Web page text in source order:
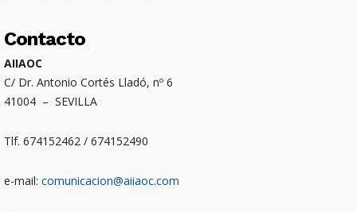
Contacto
AIIAOC
C/ Dr. Antonio Cortés Lladó, nº 6
41004 – SEVILLA
Tlf. 674152462 / 674152490
e-mail: comunicacion@aiiaoc.com